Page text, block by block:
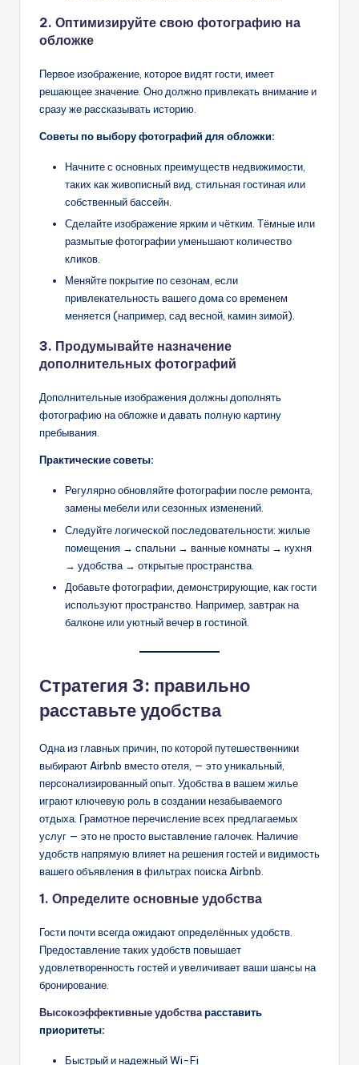
2. Оптимизируйте свою фотографию на
обложке
Первое изображение, которое видят гости, имеет
решающее значение. Оно должно привлекать внимание и
сразу же рассказывать историю.
Советы по выбору фотографий для обложки:
Начните с основных преимуществ недвижимости,
таких как живописный вид, стильная гостиная или
собственный бассейн.
Сделайте изображение ярким и чётким. Тёмные или
размытые фотографии уменьшают количество
кликов.
Меняйте покрытие по сезонам, если
привлекательность вашего дома со временем
меняется (например, сад весной, камин зимой).
3. Продумывайте назначение
дополнительных фотографий
Дополнительные изображения должны дополнять
фотографию на обложке и давать полную картину
пребывания.
Практические советы:
Регулярно обновляйте фотографии после ремонта,
замены мебели или сезонных изменений.
Следуйте логической последовательности: жилые
помещения → спальни → ванные комнаты → кухня
→ удобства → открытые пространства.
Добавьте фотографии, демонстрирующие, как гости
используют пространство. Например, завтрак на
балконе или уютный вечер в гостиной.
Стратегия 3: правильно
расставьте удобства
Одна из главных причин, по которой путешественники
выбирают Airbnb вместо отеля, — это уникальный,
персонализированный опыт. Удобства в вашем жилье
играют ключевую роль в создании незабываемого
отдыха. Грамотное перечисление всех предлагаемых
услуг — это не просто выставление галочек. Наличие
удобств напрямую влияет на решения гостей и видимость
вашего объявления в фильтрах поиска Airbnb.
1. Определите основные удобства
Гости почти всегда ожидают определённых удобств.
Предоставление таких удобств повышает
удовлетворенность гостей и увеличивает ваши шансы на
бронирование.
Высокоэффективные удобстварасставить
приоритеты:
Быстрый и надежный Wi-Fi